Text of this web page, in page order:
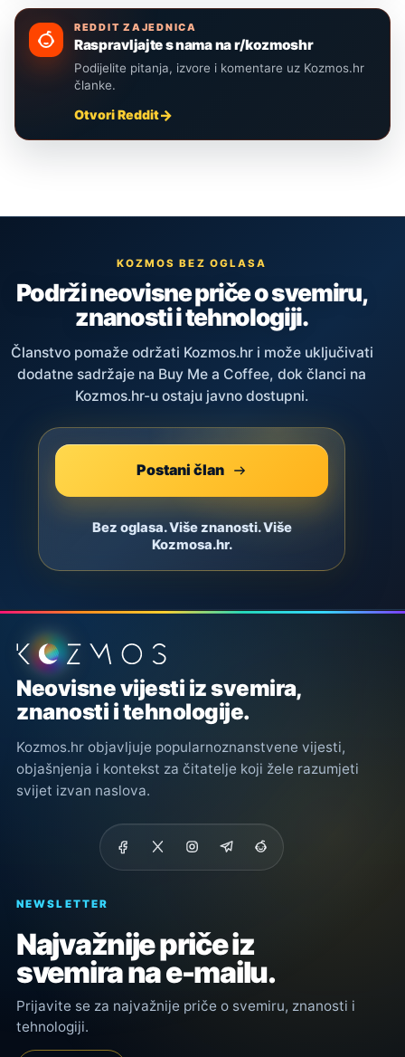
REDDIT ZAJEDNICA
Raspravljajte s nama na r/kozmoshr
Podijelite pitanja, izvore i komentare uz Kozmos.hr
članke.
Otvori Reddit
KOZMOS BEZ OGLASA
Podrži neovisne priče o svemiru,
znanosti i tehnologiji.
Članstvo pomaže održati Kozmos.hr i može uključivati
dodatne sadržaje na Buy Me a Coffee, dok članci na
Kozmos.hr-u ostaju javno dostupni.
Postani član
Bez oglasa. Više znanosti. Više
Kozmosa.hr.
Podnožje stranice
Neovisne vijesti iz svemira,
znanosti i tehnologije.
Kozmos.hr objavljuje popularnoznanstvene vijesti,
objašnjenja i kontekst za čitatelje koji žele razumjeti
svijet izvan naslova.
NEWSLETTER
Najvažnije priče iz
svemira na e-mailu.
Prijavite se za najvažnije priče o svemiru, znanosti i
tehnologiji.